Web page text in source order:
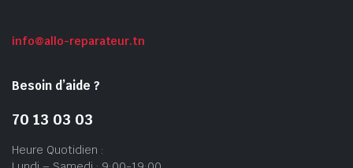
info@allo-reparateur.tn
Besoin d’aide ?
70 13 03 03
Heure Quotidien :